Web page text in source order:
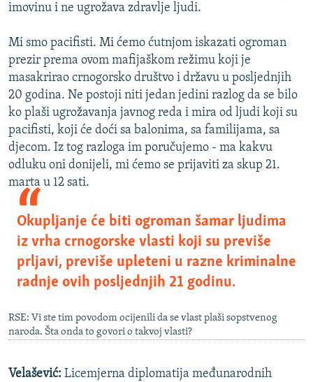
imovinu i ne ugrožava zdravlje ljudi.
Mi smo pacifisti. Mi ćemo ćutnjom iskazati ogroman
prezir prema ovom mafijaškom režimu koji je
masakrirao crnogorsko društvo i državu u posljednjih
20 godina. Ne postoji niti jedan jedini razlog da se bilo
ko plaši ugrožavanja javnog reda i mira od ljudi koji su
pacifisti, koji će doći sa balonima, sa familijama, sa
djecom. Iz tog razloga im poručujemo - ma kakvu
odluku oni donijeli, mi ćemo se prijaviti za skup 21.
marta u 12 sati.
Okupljanje će biti ogroman šamar ljudima
iz vrha crnogorske vlasti koji su previše
prljavi, previše upleteni u razne kriminalne
radnje ovih posljednjih 21 godinu.
RSE: Vi ste tim povodom ocijenili da se vlast plaši sopstvenog
naroda. Šta onda to govori o takvoj vlasti?
Velašević: Licemjerna diplomatija međunarodnih